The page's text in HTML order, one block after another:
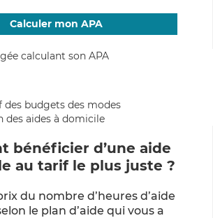
Calculer mon APA
bénéficier d’une aide
au tarif le plus juste ?
du nombre d’heures d’aide
le plan d’aide qui vous a